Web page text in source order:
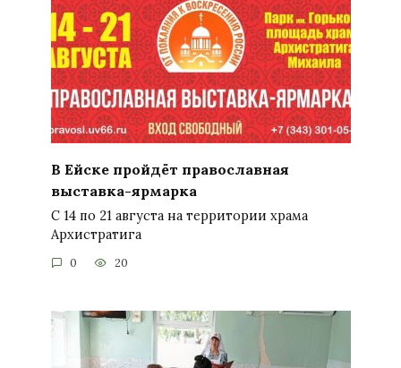
В Ейске пройдёт православная
выставка-ярмарка
С 14 по 21 августа на территории храма
Архистратига
0 20